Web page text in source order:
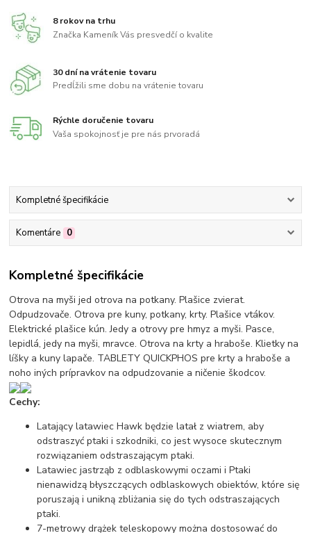
8 rokov na trhu
Značka Kameník Vás presvedčí o kvalite
30 dní na vrátenie tovaru
Predĺžili sme dobu na vrátenie tovaru
Rýchle doručenie tovaru
Vaša spokojnosť je pre nás prvoradá
Kompletné špecifikácie
Komentáre 0
Kompletné špecifikácie
Otrova na myši jed otrova na potkany. Plašice zvierat.
Odpudzovače. Otrova pre kuny, potkany, krty. Plašice vtákov.
Elektrické plašice kún. Jedy a otrovy pre hmyz a myši. Pasce,
lepidlá, jedy na myši, mravce. Otrova na krty a hraboše. Klietky na
líšky a kuny lapače. TABLETY QUICKPHOS pre krty a hraboše a
noho iných prípravkov na odpudzovanie a ničenie škodcov.
Cechy:
Latający latawiec Hawk będzie latał z wiatrem, aby
odstraszyć ptaki i szkodniki, co jest wysoce skutecznym
rozwiązaniem odstraszającym ptaki.
Latawiec jastrząb z odblaskowymi oczami i Ptaki
nienawidzą błyszczących odblaskowych obiektów, które się
poruszają i unikną zbliżania się do tych odstraszających
ptaki.
7-metrowy drążek teleskopowy można dostosować do